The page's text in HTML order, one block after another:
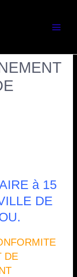
UN
à 15
DE
DE